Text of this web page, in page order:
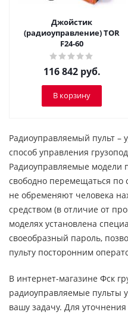
Джойстик
(радиоуправление) TOR
F24-60
116 842руб.
В корзину
Радиоуправляемый пульт
способ управления
Радиоуправляемые модели
свободно перемещаться по
не обременяют человека
средством (в отличие от
моделях установлена
своеобразный пароль,
пульту посторонним
В интернет-магазине Фск
радиоуправляемые пульты
вашу задачу. Для уточнения